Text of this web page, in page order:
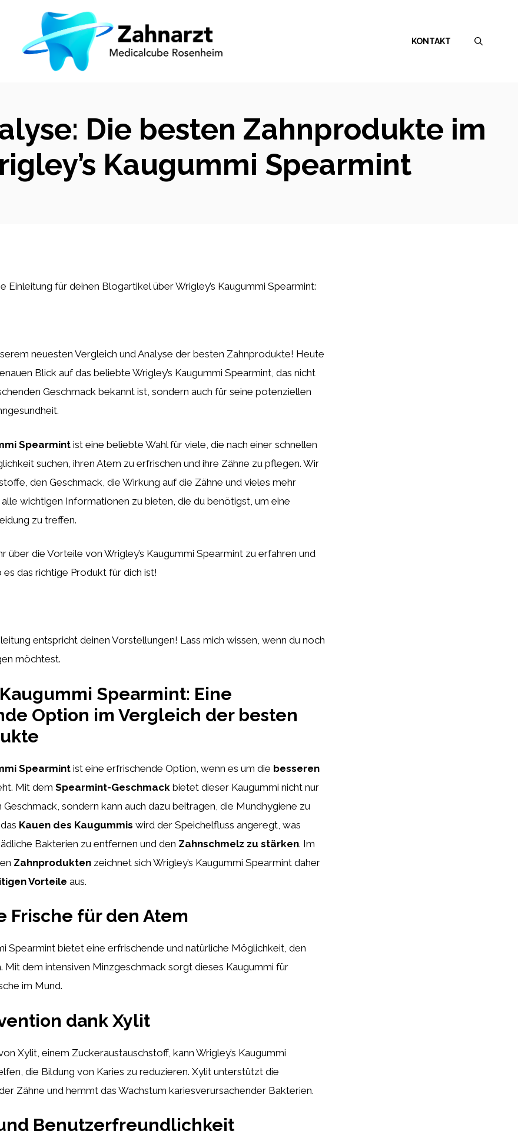
KONTAKT
Die besten Zahnprodukte im
Kaugummi Spearmint
Einleitung für deinen Blogartikel über Wrigley’s Kaugummi Spearmint:
neuesten Vergleich und Analyse der besten Zahnprodukte! Heute
Blick auf das beliebte Wrigley’s Kaugummi Spearmint, das nicht
Geschmack bekannt ist, sondern auch für seine potenziellen
Spearmint ist eine beliebte Wahl für viele, die nach einer schnellen
suchen, ihren Atem zu erfrischen und ihre Zähne zu pflegen. Wir
den Geschmack, die Wirkung auf die Zähne und vieles mehr
alle wichtigen Informationen zu bieten, die du benötigst, um eine
zu treffen.
über die Vorteile von Wrigley’s Kaugummi Spearmint zu erfahren und
das richtige Produkt für dich ist!
entspricht deinen Vorstellungen! Lass mich wissen, wenn du noch
möchtest.
Spearmint: Eine
Option im Vergleich der besten
Spearmint ist eine erfrischende Option, wenn es um die besseren
Mit dem Spearmint-Geschmack bietet dieser Kaugummi nicht nur
Geschmack, sondern kann auch dazu beitragen, die Mundhygiene zu
Kauen des Kaugummis wird der Speichelfluss angeregt, was
Bakterien zu entfernen und den Zahnschmelz zu stärken. Im
Zahnprodukten zeichnet sich Wrigley’s Kaugummi Spearmint daher
Vorteile aus.
Frische für den Atem
Spearmint bietet eine erfrischende und natürliche Möglichkeit, den
Mit dem intensiven Minzgeschmack sorgt dieses Kaugummi für
im Mund.
dank Xylit
Xylit, einem Zuckeraustauschstoff, kann Wrigley’s Kaugummi
die Bildung von Karies zu reduzieren. Xylit unterstützt die
Zähne und hemmt das Wachstum kariesverursachender Bakterien.
Benutzerfreundlichkeit